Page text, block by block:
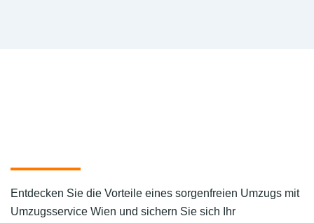
Entdecken Sie die Vorteile eines sorgenfreien Umzugs mit
Umzugsservice Wien und sichern Sie sich Ihr